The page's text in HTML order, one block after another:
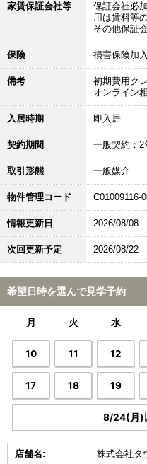
家賃保証会社等
保証会社必
用は賃料等
その他保証
保険 損害保険加入
備考
初期費用ク
オンライン
入居時期 即入居
契約期間 一般契約：2
取引形態 一般媒介
物件管理コード C01009116-
情報更新日 2026/08/08
次回更新予定 2026/08/22
希望日時を選んで見学予約
月 火 水
10 11 12
17 18 19
8/24(月)
店舗名: 株式会社タ